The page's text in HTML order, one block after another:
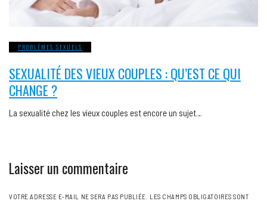
PROBLÈMES SEXUELS
SEXUALITÉ DES VIEUX COUPLES : QU’EST CE QUI
CHANGE ?
La sexualité chez les vieux couples est encore un sujet…
Laisser un commentaire
VOTRE ADRESSE E-MAIL NE SERA PAS PUBLIÉE.
LES CHAMPS OBLIGATOIRES SONT